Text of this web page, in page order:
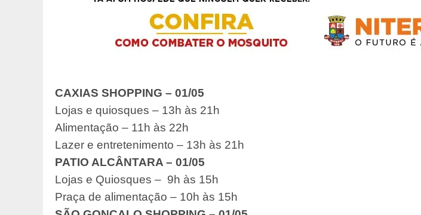
CAXIAS SHOPPING – 01/05
Lojas e quiosques – 13h às 21h
Alimentação – 11h às 22h
Lazer e entretenimento – 13h às 21h
PATIO ALCÂNTARA – 01/05
Lojas e Quiosques – 9h às 15h
Praça de alimentação – 10h às 15h